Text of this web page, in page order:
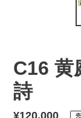
C16 黄
詩